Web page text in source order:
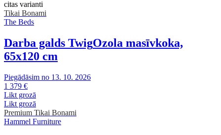
citas varianti
Tikai Bonami
The Beds
Darba galds TwigOzola masīvkoka,
65x120 cm
Piegādāsim no 13. 10. 2026
1 379 €
Likt grozā
Likt grozā
Premium Tikai Bonami
Hammel Furniture